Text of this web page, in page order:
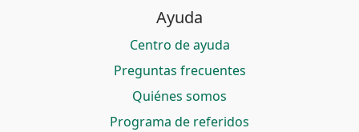
Ayuda
Centro de ayuda
Preguntas frecuentes
Quiénes somos
Programa de referidos